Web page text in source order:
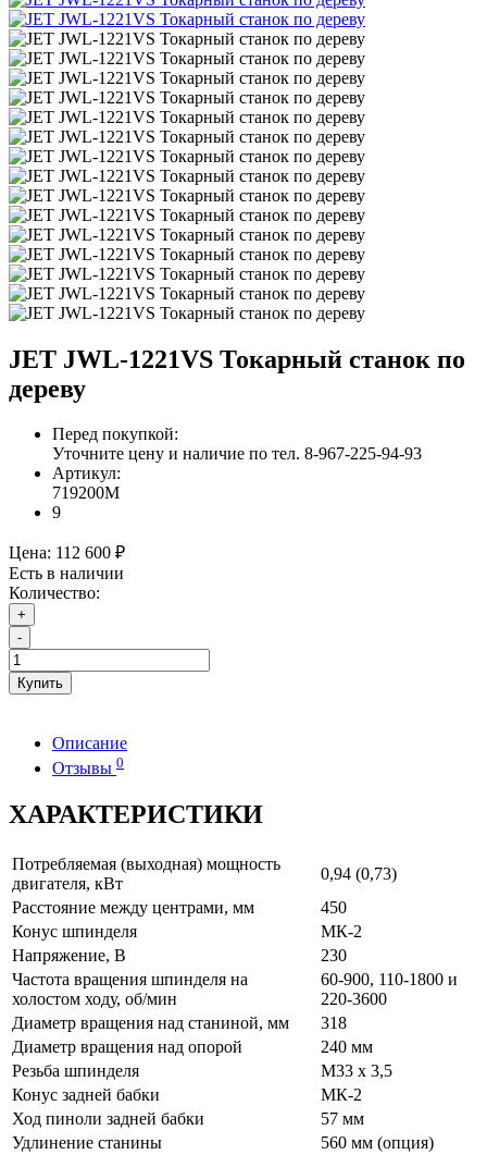
JET JWL-1221VS Токарный станок по
дереву
Перед покупкой:
Уточните цену и наличие по тел. 8-967-225-94-93
Артикул:
719200M
9
Цена: 112 600 ₽
Есть в наличии
Количество:
+
-
Купить
Описание
Отзывы 0
ХАРАКТЕРИСТИКИ
Потребляемая (выходная) мощность
двигателя, кВт
0,94 (0,73)
Расстояние между центрами, мм
450
Конус шпинделя
МК-2
Напряжение, В
230
Частота вращения шпинделя на
холостом ходу, об/мин
60-900, 110-1800 и
220-3600
Диаметр вращения над станиной, мм
318
Диаметр вращения над опорой
240 мм
Резьба шпинделя
М33 х 3,5
Конус задней бабки
МК-2
Ход пиноли задней бабки
57 мм
Удлинение станины
560 мм (опция)